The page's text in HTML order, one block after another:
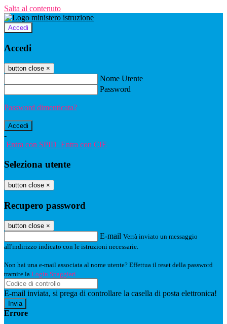
Salta al contenuto
Accedi
Accedi
button close ×
Nome Utente
Password
Password dimenticata?
-
Entra con SPID Entra con CIE
Seleziona utente
button close ×
Recupero password
button close ×
E-mail Verrà inviato un messaggio
all'indirizzo indicato con le istruzioni necessarie.
Non hai una e-mail associata al nome utente? Effettua il reset della password
tramite la Login Spaggiari
E-mail inviata, si prega di controllare la casella di posta elettronica!
Errore